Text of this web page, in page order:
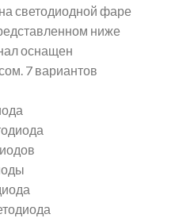
светодиодной фаре
ниже
оснащен
7 вариантов